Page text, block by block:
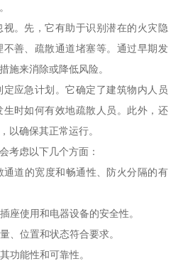
。先，它有助于识别潜在的火灾隐
善、疏散通道堵塞等。通过早期发
施来消除或降低风险。
应急计划。它确定了建筑物内人员
时如何有效地疏散人员。此外，还
以确保其正常运行。
考虑以下几个方面：
道的宽度和畅通性、防火分隔的有
座使用和电器设备的安全性。
、位置和状态符合要求。
功能性和可靠性。